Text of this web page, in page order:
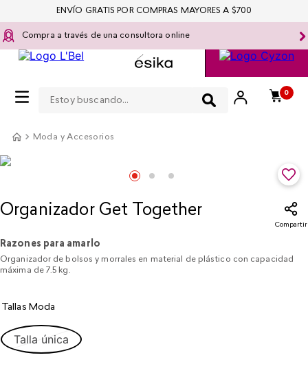
Compra a través de una consultora online
0
ENVÍO GRATIS POR COMPRAS MAYORES A $700
Moda y Accesorios
Organizador Get Together
Compartir
Razones para amarlo
Organizador de bolsos y morrales en material de plástico con capacidad
máxima de 7.5 kg.
Tallas Moda
Talla única